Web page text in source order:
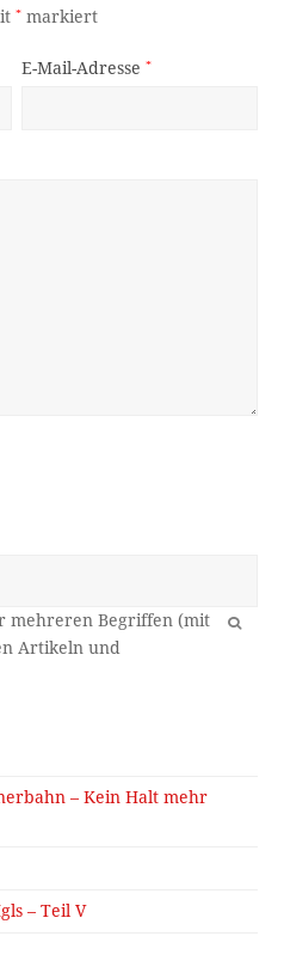
* markiert
E-Mail-Adresse*
OK
– Kein Halt mehr
– Teil V